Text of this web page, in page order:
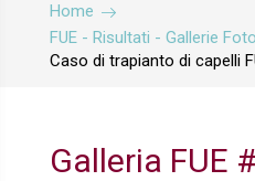
Home
FUE - Risultati - Gallerie
Caso di trapianto di capelli
Galleria FUE